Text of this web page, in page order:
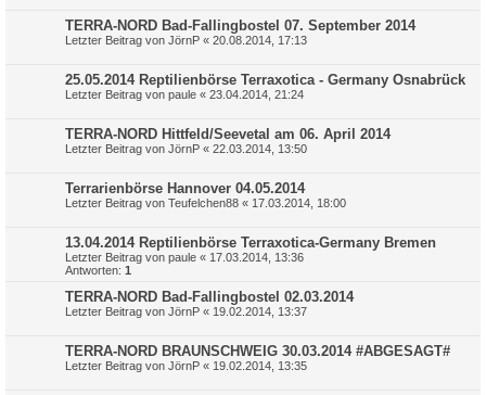
TERRA-NORD Bad-Fallingbostel 07. September 2014
Letzter Beitrag von JörnP « 20.08.2014, 17:13
25.05.2014 Reptilienbörse Terraxotica - Germany Osnabrück
Letzter Beitrag von paule « 23.04.2014, 21:24
TERRA-NORD Hittfeld/Seevetal am 06. April 2014
Letzter Beitrag von JörnP « 22.03.2014, 13:50
Terrarienbörse Hannover 04.05.2014
Letzter Beitrag von Teufelchen88 « 17.03.2014, 18:00
13.04.2014 Reptilienbörse Terraxotica-Germany Bremen
Letzter Beitrag von paule « 17.03.2014, 13:36
Antworten: 1
TERRA-NORD Bad-Fallingbostel 02.03.2014
Letzter Beitrag von JörnP « 19.02.2014, 13:37
TERRA-NORD BRAUNSCHWEIG 30.03.2014 #ABGESAGT#
Letzter Beitrag von JörnP « 19.02.2014, 13:35